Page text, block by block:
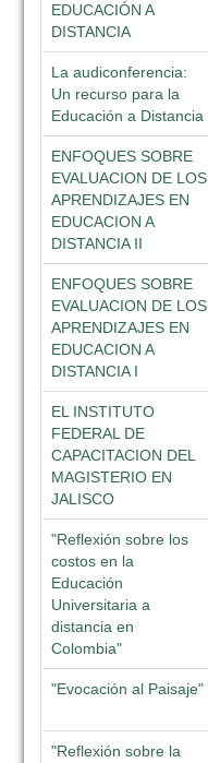
EDUCACIÓN A
DISTANCIA
La audiconferencia:
Un recurso para la
Educación a Distancia
ENFOQUES SOBRE
EVALUACION DE LOS
APRENDIZAJES EN
EDUCACION A
DISTANCIA II
ENFOQUES SOBRE
EVALUACION DE LOS
APRENDIZAJES EN
EDUCACION A
DISTANCIA I
EL INSTITUTO
FEDERAL DE
CAPACITACION DEL
MAGISTERIO EN
JALISCO
"Reflexión sobre los
costos en la
Educación
Universitaria a
distancia en
Colombia"
"Evocación al Paisaje"
"Reflexión sobre la